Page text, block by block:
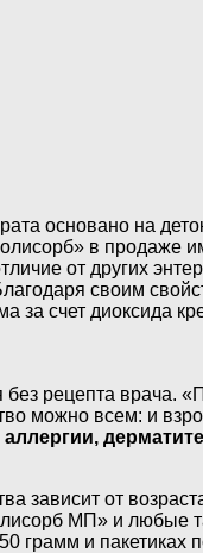
основано на
в продаже
от других
своим
за счет диоксида
рецепта врача.
можно всем: и
зависит от
МП» и любые
грамм и пакетиках